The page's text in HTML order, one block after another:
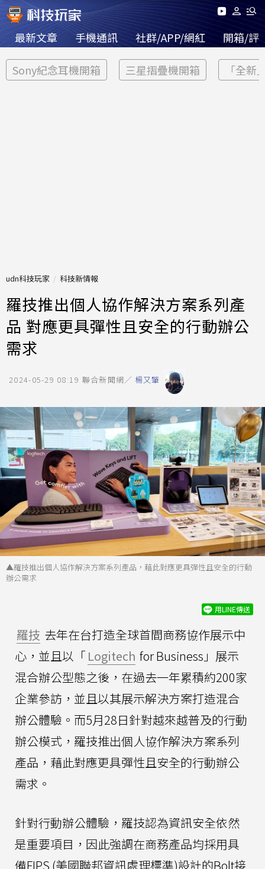
最新文章 手機通訊 社群/APP/網紅 開箱/評
Sony紀念耳機開箱 三星摺疊機開箱 「全新
udn科技玩家 科技新情報
羅技推出個人協作解決方案系列產
品 對應更具彈性且安全的行動辦公
需求
2024-05-29 08:19 聯合新聞網／ 楊又肇
▲羅技推出個人協作解決方案系列產品，藉此對應更具彈性且安全的行動
辦公需求
用LINE傳送
羅技 去年在台打造全球首間商務協作展示中
心，並且以「Logitech for Business」展示
混合辦公型態之後，在過去一年累積約200家
企業參訪，並且以其展示解決方案打造混合
辦公體驗。而5月28日針對越來越普及的行動
辦公模式，羅技推出個人協作解決方案系列
產品，藉此對應更具彈性且安全的行動辦公
需求。
針對行動辦公體驗，羅技認為資訊安全依然
是重要項目，因此強調在商務產品均採用具
備FIPS (美國聯邦資訊處理標準)設計的Bolt接